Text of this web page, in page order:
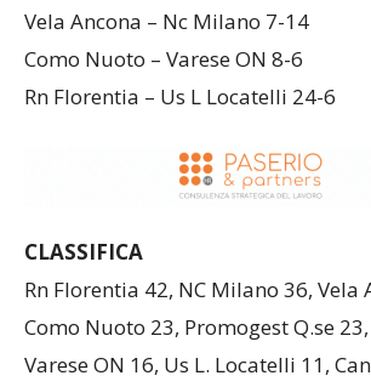
Vela Ancona – Nc Milano 7-14
Como Nuoto – Varese ON 8-6
Rn Florentia – Us L Locatelli 24-6
CLASSIFICA
Rn Florentia 42, NC Milano 36, Vela
Como Nuoto 23, Promogest Q.se 23,
Varese ON 16, Us L. Locatelli 11,